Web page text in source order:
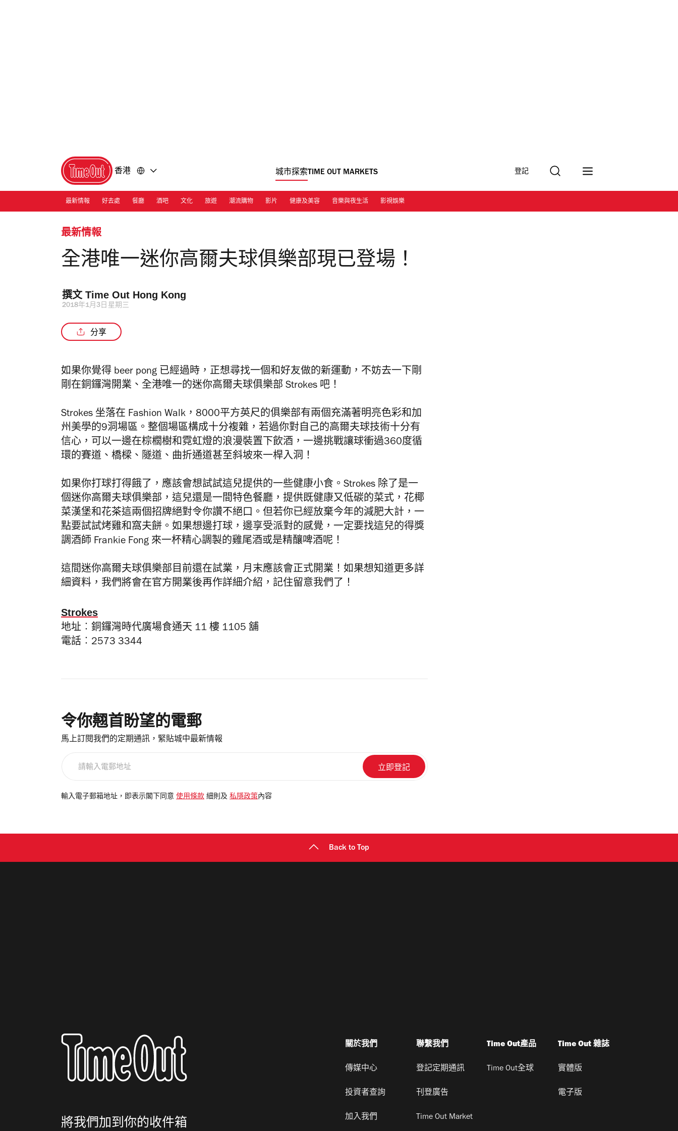
香港 城市探索TIME OUT MARKETS 登記
最新情報 好去處 餐廳 酒吧 文化 旅遊 潮流購物 影片 健康及美容 音樂與夜生活 影視娛樂
最新情報
全港唯一迷你高爾夫球俱樂部現已登場！
撰文 Time Out Hong Kong
2018年1月3日星期三
分享
如果你覺得 beer pong 已經過時，正想尋找一個和好友做的新運動，不妨去一下剛
剛在銅鑼灣開業、全港唯一的迷你高爾夫球俱樂部 Strokes 吧！
Strokes 坐落在 Fashion Walk ， 8000平方英尺的俱樂部有兩個充滿著明亮色彩和加
州美學的9洞場區。整個場區構成十分複雜，若過你對自己的高爾夫球技術十分有
信心，可以一邊在棕櫚樹和霓虹燈的浪漫裝置下飲酒，一邊挑戰讓球衝過360度循
環的賽道、橋樑、隧道、曲折通道甚至斜坡來一桿入洞！
如果你打球打得餓了，應該會想試試這兒提供的一些健康小食。 Strokes 除了是一
個迷你高爾夫球俱樂部，這兒還是一間特色餐廳，提供既健康又低碳的菜式，花椰
菜漢堡和花茶這兩個招牌絕對令你讚不絕口。但若你已經放棄今年的減肥大計，一
點要試試烤雞和窩夫餅。如果想邊打球，邊享受派對的感覺，一定要找這兒的得獎
調酒師 Frankie Fong 來一杯精心調製的雞尾酒或是精釀啤酒呢！
這間迷你高爾夫球俱樂部目前還在試業，月末應該會正式開業！如果想知道更多詳
細資料，我們將會在官方開業後再作詳細介紹，記住留意我們了！
Strokes
地址︰銅鑼灣時代廣場食通天 11 樓 1105 舖
電話 ︰ 2573 3344
令你翹首盼望的電郵
馬上訂閱我們的定期通訊，緊貼城中最新情報
電
輸入電子郵箱地址，即表示閣下同意 使用條款 細則及 私隱政策 內容
Back to Top
將我們加到你的收件箱
關於我們
傳媒中心
投資者查詢
加入我們
聯繫我們
登記定期通訊
刊登廣告
Time Out Market
Time Out產品
Time Out全球
Time Out 雜誌
實體版
電子版